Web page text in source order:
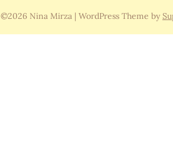
©2026 Nina Mirza | WordPress Theme by